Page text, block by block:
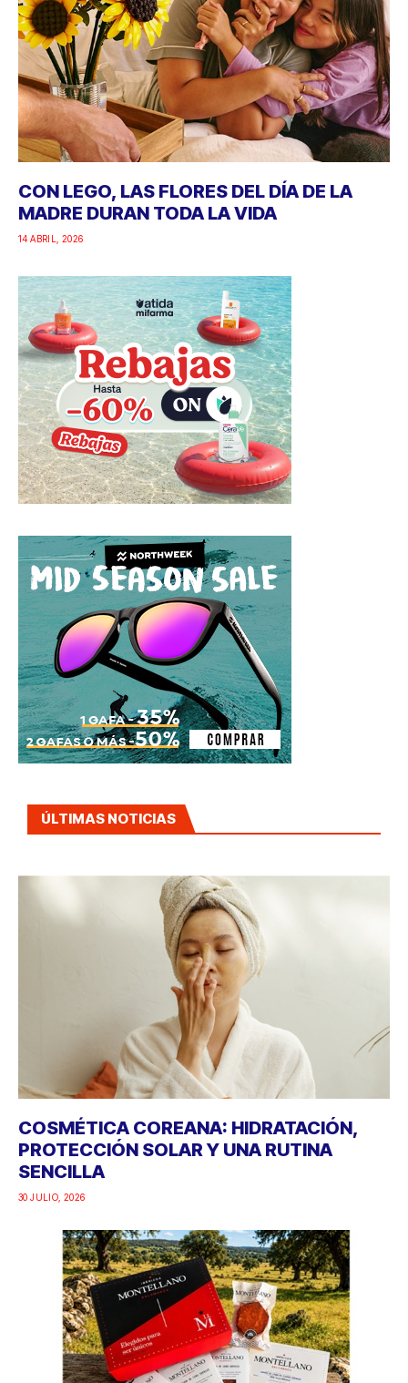
CON LEGO, LAS FLORES DEL DÍA DE LA
MADRE DURAN TODA LA VIDA
14 ABRIL, 2026
ÚLTIMAS NOTICIAS
COSMÉTICA COREANA: HIDRATACIÓN,
PROTECCIÓN SOLAR Y UNA RUTINA
SENCILLA
30 JULIO, 2026